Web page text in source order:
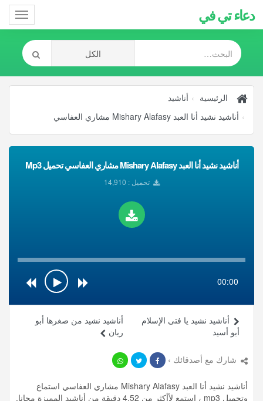
دعاء تي في
الرئيسية
أناشيد
أناشيد نشيد أنا العبد Mishary Alafasy مشاري العفاسي
أناشيد نشيد أنا العبد Mishary Alafasy مشاري العفاسي تحميل Mp3
تحميل : 14,910
00:00
أناشيد نشيد من صغرها أبو
ريان
أناشيد نشيد يا فتى الإسلام
أبو أسيد
شارك مع أصدقائك ›
أناشيد نشيد أنا العبد Mishary Alafasy مشاري العفاسي استماع
وتحميل mp3 ، استمع لأأكثر من 4.52 دقيقة من أناشيد المميزة مجانا.